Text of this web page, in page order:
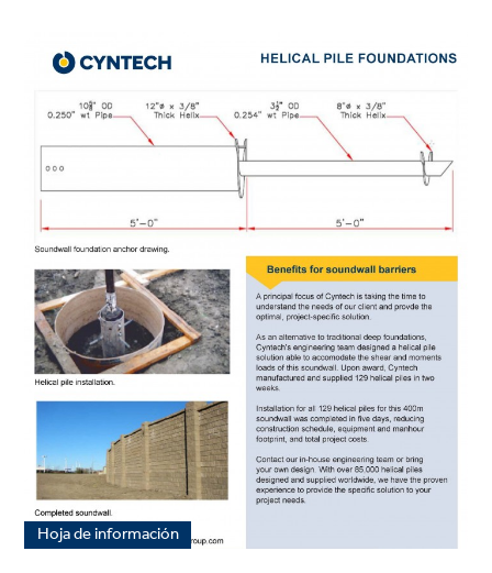
Hoja de información